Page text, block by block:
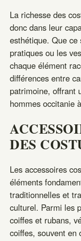
La richesse des
donc dans leur
esthétique. Que
pratiques ou les
chaque élément
différences entre
patrimoine, offrant
hommes occitanie
DES
Les accessoires
éléments
traditionnelles et
culturel. Parmi les
coiffes et rubans,
coiffes, souvent en